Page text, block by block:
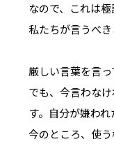
なので、これは
私たちが言うべ
厳しい言葉を言
でも、今言わな
す。自分が嫌わ
今のところ、使う